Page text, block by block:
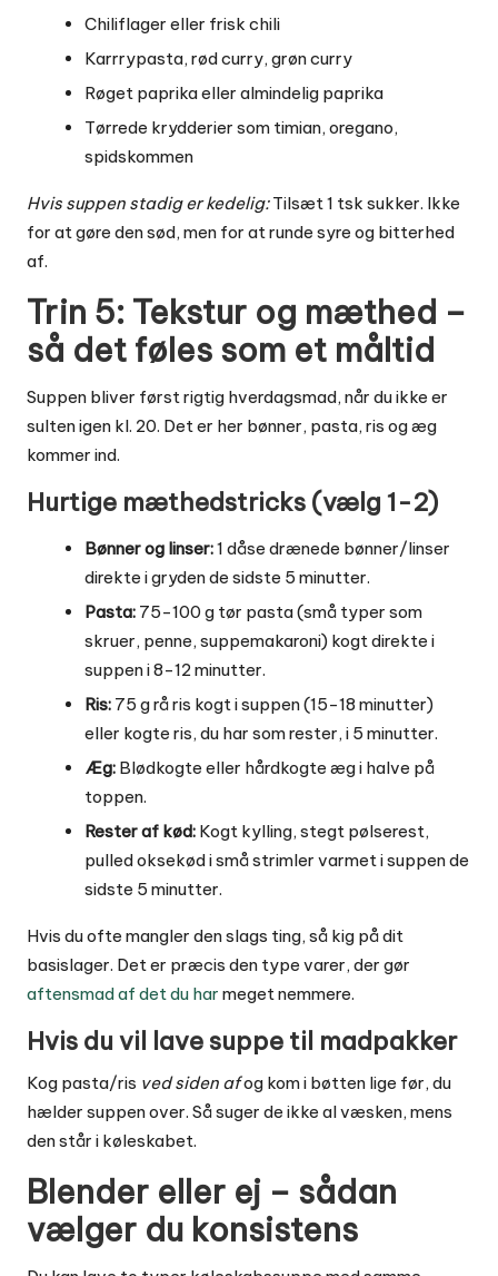
Chiliflager eller frisk chili
Karrrypasta, rød curry, grøn curry
Røget paprika eller almindelig paprika
Tørrede krydderier som timian, oregano,
spidskommen
Hvis suppen stadig er kedelig:Tilsæt 1 tsk sukker. Ikke
for at gøre den sød, men for at runde syre og bitterhed
af.
Trin 5: Tekstur og mæthed –
så det føles som et måltid
Suppen bliver først rigtig hverdagsmad, når du ikke er
sulten igen kl. 20. Det er her bønner, pasta, ris og æg
kommer ind.
Hurtige mæthedstricks (vælg 1-2)
Bønner og linser:1 dåse drænede bønner/linser
direkte i gryden de sidste 5 minutter.
Pasta: 75-100 g tør pasta (små typer som
skruer, penne, suppemakaroni) kogt direkte i
suppen i 8-12 minutter.
Ris: 75 g rå ris kogt i suppen (15-18 minutter)
eller kogte ris, du har som rester, i 5 minutter.
Æg: Blødkogte eller hårdkogte æg i halve på
toppen.
Rester af kød: Kogt kylling, stegt pølserest,
pulled oksekød i små strimler varmet i suppen de
sidste 5 minutter.
Hvis du ofte mangler den slags ting, så kig på dit
basislager. Det er præcis den type varer, der gør
aftensmad af det du har meget nemmere.
Hvis du vil lave suppe til madpakker
Kog pasta/ris ved siden afog kom i bøtten lige før, du
hælder suppen over. Så suger de ikke al væsken, mens
den står i køleskabet.
Blender eller ej – sådan
vælger du konsistens